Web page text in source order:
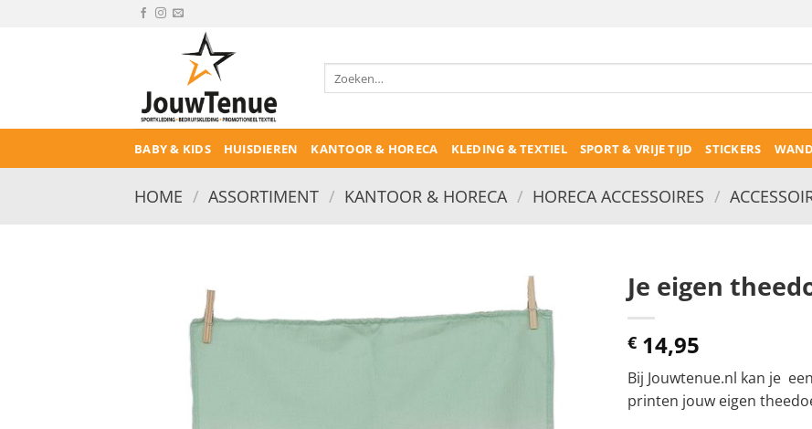
Zoeken
naar:
BABY & KIDS HUISDIEREN KANTOOR & HORECA KLEDING & TEXTIEL SPORT & VRIJE TIJD STICKERS
HOME / ASSORTIMENT / KANTOOR & HORECA / HORECA ACCESSOIRES /
Je eigen
€ 14,95
Bij Jouwtenue.nl kan je
printen jouw eigen